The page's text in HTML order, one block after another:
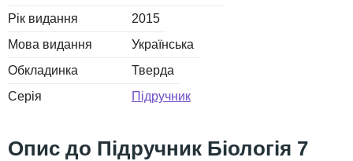
Рік видання
2015
Мова видання
Українська
Обкладинка
Тверда
Серія
Підручник
Підручник Біологія 7